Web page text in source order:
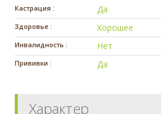
Кастрация : Да
Здоровье : Хорошее
Инвалидность : Нет
Прививки : Да
Характер